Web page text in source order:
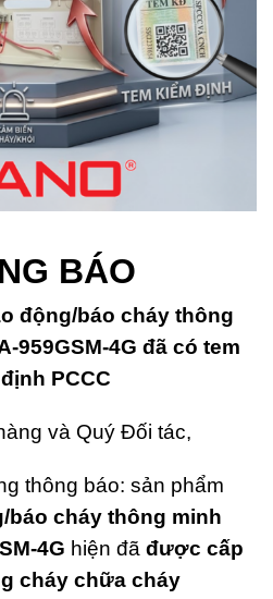
BÁO
động/báo cháy thông
959GSM-4G đã có tem
PCCC
và Quý Đối tác,
thông báo: sản phẩm
báo cháy thông minh
4G hiện đã được cấp
cháy chữa cháy